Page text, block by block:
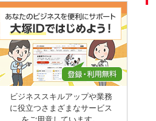
ビジネススキルアップや業務
に役立つさまざまなサービス